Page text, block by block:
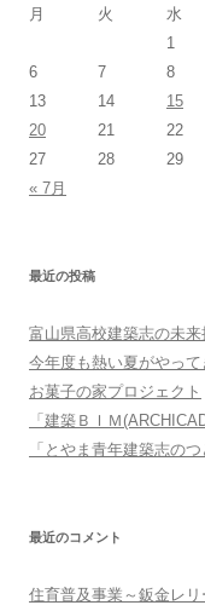
月
火 水
1
6
7 8
13
14 15
20
21 22
27
28 29
« 7月
最近の投稿
富山県高校建築志の未来
今年度も熱い夏がやっ
お菓子の家プロジェクト
「建築ＢＩＭ
「とやま青年建築志のつ
最近のコメント
住育普及事業～鈑金レリ